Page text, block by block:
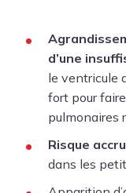
d’une
le ventricule
fort pour
pulmonaires
Risque
dans les